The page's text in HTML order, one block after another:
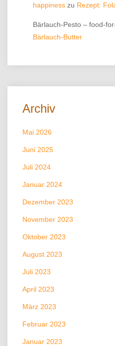
happiness zu Rezept:
Bärlauch-Pesto – food-
Bärlauch-Butter
Archiv
Mai 2026
Juni 2025
Juli 2024
Januar 2024
Dezember 2023
November 2023
Oktober 2023
August 2023
Juli 2023
April 2023
März 2023
Februar 2023
Januar 2023